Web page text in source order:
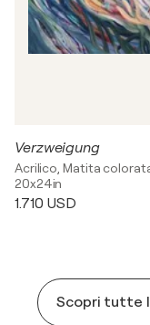
Verzweigung
Acrilico, Matita
20x24in
1.710 USD
Scopri tutte